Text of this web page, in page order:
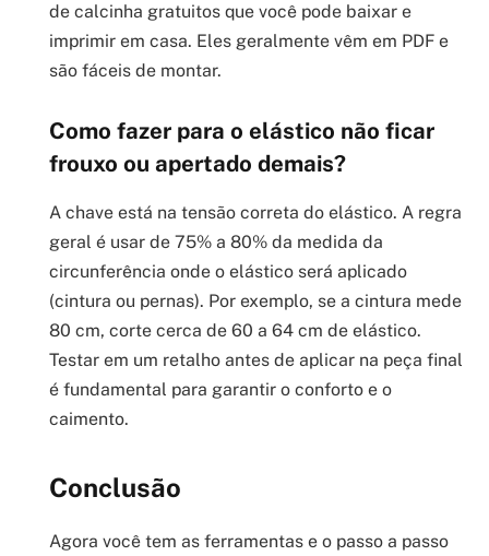
de calcinha gratuitos que você pode baixar e
imprimir em casa. Eles geralmente vêm em PDF e
são fáceis de montar.
Como fazer para o elástico não ficar
frouxo ou apertado demais?
A chave está na tensão correta do elástico. A regra
geral é usar de 75% a 80% da medida da
circunferência onde o elástico será aplicado
(cintura ou pernas). Por exemplo, se a cintura mede
80 cm, corte cerca de 60 a 64 cm de elástico.
Testar em um retalho antes de aplicar na peça final
é fundamental para garantir o conforto e o
caimento.
Conclusão
Agora você tem as ferramentas e o passo a passo